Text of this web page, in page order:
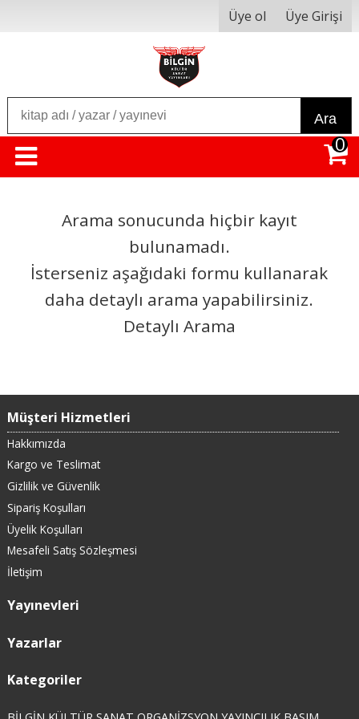
Üye ol Üye Girişi
Ara
0
Arama sonucunda hiçbir kayıt
bulunamadı.
İsterseniz aşağıdaki formu kullanarak
daha detaylı arama yapabilirsiniz.
Detaylı Arama
Müşteri Hizmetleri
Hakkımızda
Kargo ve Teslimat
Gizlilik ve Güvenlik
Sipariş Koşulları
Üyelik Koşulları
Mesafeli Satış Sözleşmesi
İletişim
Yayınevleri
Yazarlar
Kategoriler